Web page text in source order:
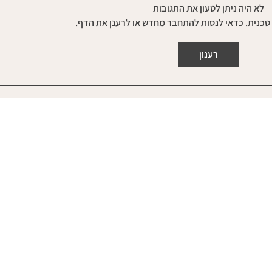
רק כשהם כבר ממש חסרי אונים.
במקרים כאלה העבודה היא יותר
מורכבת...
לא היה ניתן לטעון את התגובות
כדאי לנסות להתחבר מחדש או לרענן את הדף.
רענון